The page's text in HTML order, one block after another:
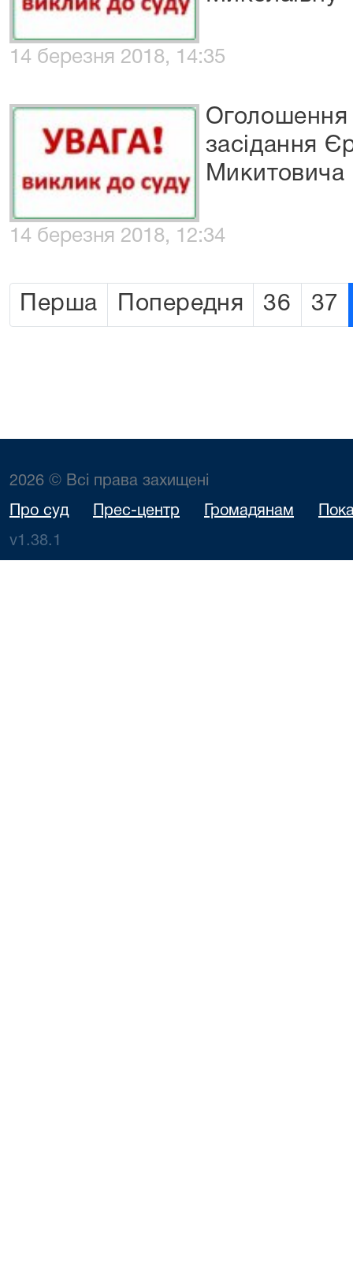
14 березня 2018, 14:35
Оголошення
засідання
Микитовича
14 березня 2018, 12:34
Перша Попередня 36 37
2026 © Всі права захищені
Про суд Прес-центр Громадянам
v1.38.1